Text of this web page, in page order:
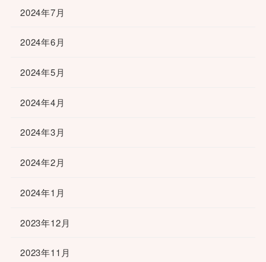
2024年7月
2024年6月
2024年5月
2024年4月
2024年3月
2024年2月
2024年1月
2023年12月
2023年11月